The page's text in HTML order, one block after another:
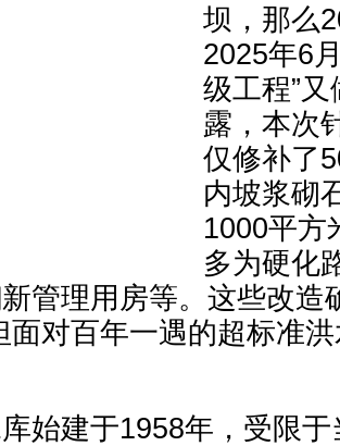
坝，那么
2025年6
级工程”
露，本次
仅修补了
内坡浆砌
1000平方
多为硬化
管理用房等。这些改造
面对百年一遇的超标准
建于1958年，受限于